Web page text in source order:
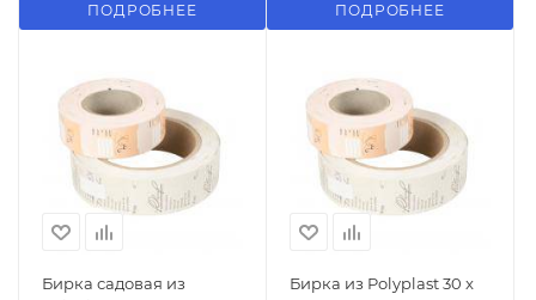
ПОДРОБНЕЕ ПОДРОБНЕЕ
Бирка садовая из
Бирка из Polyplast 30 x